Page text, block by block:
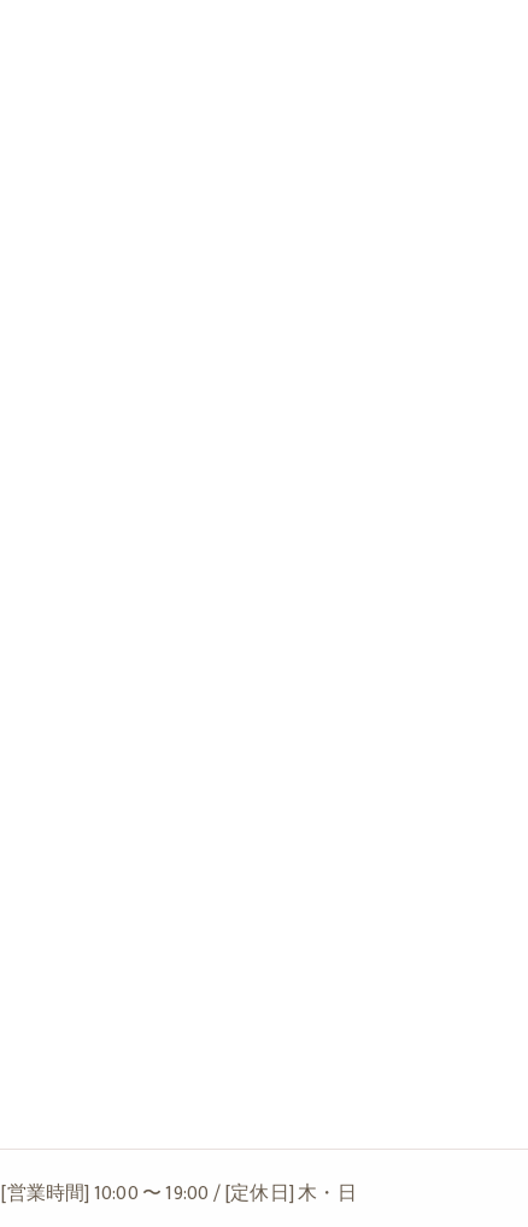
[営業時間] 10:00 〜 19:00 / [定休日] 木・日